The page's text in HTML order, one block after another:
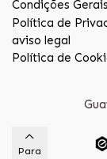
Condições Gerais
Política de
aviso legal
Política de
Para